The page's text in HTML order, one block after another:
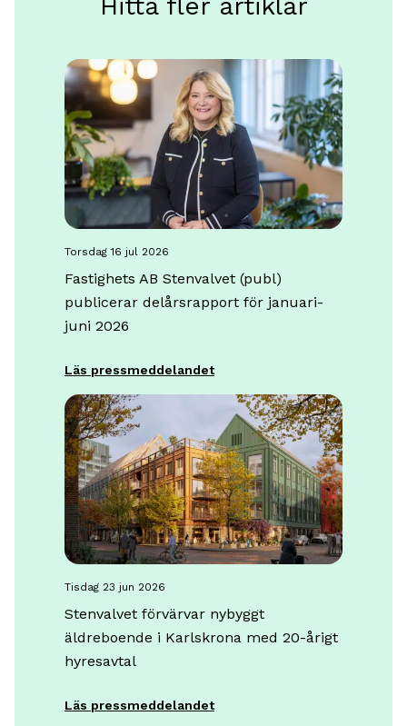
Hitta fler artiklar
torsdag 16 jul 2026
Fastighets AB Stenvalvet (publ)
publicerar delårsrapport för januari-
juni 2026
Läs pressmeddelandet
tisdag 23 jun 2026
Stenvalvet förvärvar nybyggt
äldreboende i Karlskrona med 20-årigt
hyresavtal
Läs pressmeddelandet